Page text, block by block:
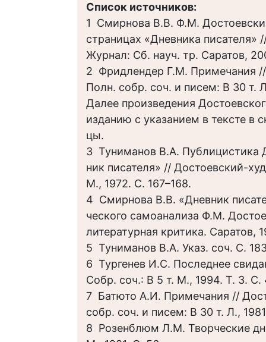
Список источников:
1 Смирнова В.В. Ф.М.
страницах «Дневника писателя»
Журнал: Сб. науч. тр. Саратов,
2 Фридлендер Г.М. Примечания
Полн. собр. соч. и писем: В 30 т.
Далее произведения
изданию с указанием в тексте в
цы.
3 Туниманов В.А. Публицистика
ник писателя» // Достоевский-
М., 1972. С. 167–168.
4 Смирнова В.В. «Дневник
ческого самоанализа Ф.М.
литературная критика. Саратов,
5 Туниманов В.А. Указ. соч. С.
6 Тургенев И.С. Последнее
Собр. соч.: В 5 т. М., 1994. Т. 3. С.
7 Батюто А.И. Примечания //
собр. соч. и писем: В 30 т. Л.,
8 Розенблюм Л.М. Творческие